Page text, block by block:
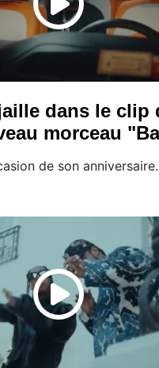
dans le clip
morceau
de son anniversaire.